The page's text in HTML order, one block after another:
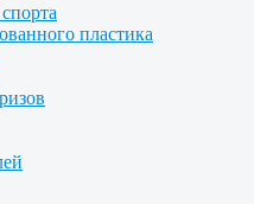
пластика